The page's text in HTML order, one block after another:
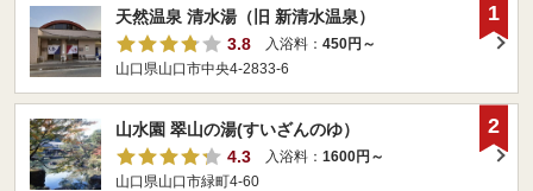
天然温泉 清水湯（旧 新清水温泉）
3.8
入浴料： 450円～
山口県山口市中央4-2833-6
1
山水園 翠山の湯(すいざんのゆ）
4.3
入浴料： 1600円～
山口県山口市緑町4-60
2